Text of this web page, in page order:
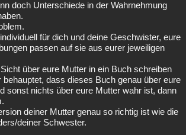
doch Unterschiede in der Wahrnehmung
für dich und deine Geschwister, eure
passen auf sie aus eurer jeweiligen
über eure Mutter in ein Buch schreiben
dass dieses Buch genau über eure
sonst nichts über eure Mutter wahr ist, dann
deiner Mutter genau so richtig ist wie die
deiner Schwester.